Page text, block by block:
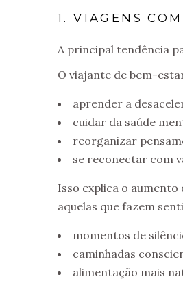
1. VIAGENS
A principal tendência
O viajante de bem-
aprender a
cuidar da saúde
reorganizar
se reconectar com
Isso explica o
aquelas que fazem
momentos de
caminhadas
alimentação mais